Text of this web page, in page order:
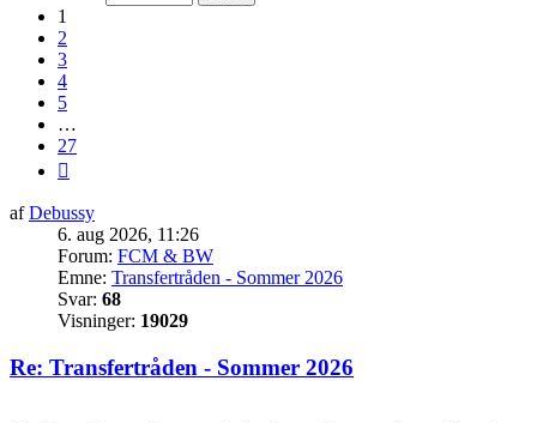
1
2
3
4
5
…
27
afDebussy
6. aug 2026, 11:26
Forum: FCM & BW
Emne: Transfertråden - Sommer 2026
Svar: 68
Visninger: 19029
Re: Transfertråden - Sommer 2026